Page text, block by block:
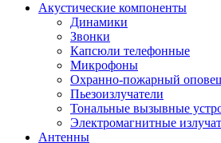
Акустические компоненты
Динамики
Звонки
Капсюли телефонные
Микрофоны
Охранно-пожарный
Пьезоизлучатели
Тональные вызывные
Электромагнитные
Антенны